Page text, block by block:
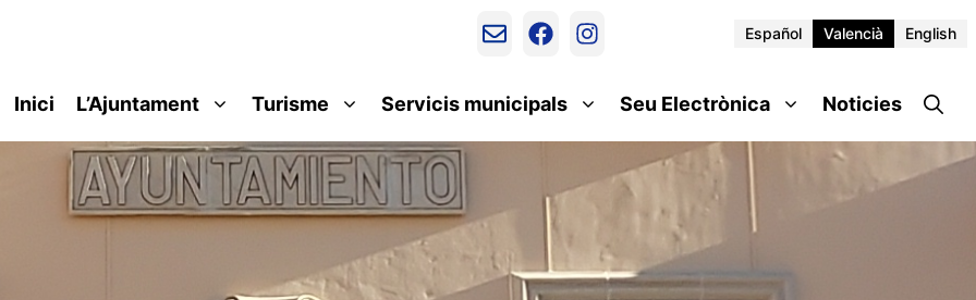
Español Valencià English
Inici L’Ajuntament Turisme Servicis municipals Seu Electrònica Noticies